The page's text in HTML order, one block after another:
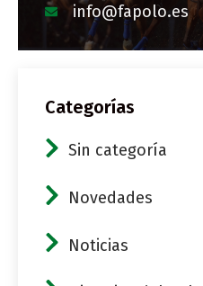
info@fapolo.es
Categorías
Sin categoría
Novedades
Noticias